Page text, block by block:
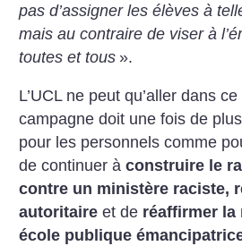
pas d’assigner les élèves à
mais au contraire de viser à
toutes et tous ».
L’UCL ne peut qu’aller dans
campagne doit une fois de
pour les personnels comme
de continuer àconstruire le
contre un ministère raciste,
autoritaire et de réaffirmer la
école publique